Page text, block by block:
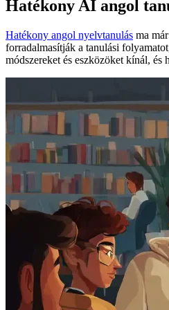
Hatékony AI angol
Hatékony angol nyelvtanulás ma
forradalmasítják a tanulási
módszereket és eszközöket kínál,